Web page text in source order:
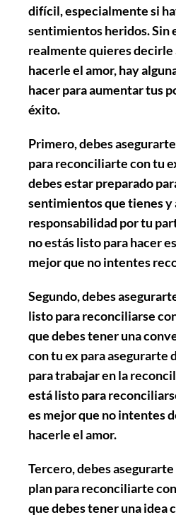
difícil, especialmente si
sentimientos heridos. Sin
realmente quieres decirle
hacerle el amor, hay
hacer para aumentar tus
éxito.
Primero, debes
para reconciliarte con tu
debes estar preparado
sentimientos que tienes y
responsabilidad por tu
no estás listo para hacer
mejor que no intentes
Segundo, debes
listo para reconciliarse
que debes tener una
con tu ex para asegurarte
para trabajar en la
está listo para
es mejor que no intentes
hacerle el amor.
Tercero, debes
plan para reconciliarte
que debes tener una idea